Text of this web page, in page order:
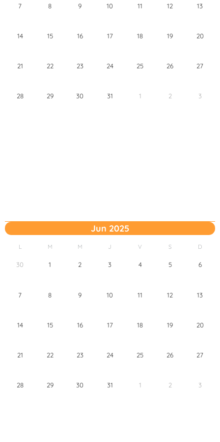
7 8 9 10 11 12 13
14 15 16 17 18 19 20
21 22 23 24 25 26 27
28 29 30 31 1 2 3
Jun 2025
L M M J V S D
30 1 2 3 4 5 6
7 8 9 10 11 12 13
14 15 16 17 18 19 20
21 22 23 24 25 26 27
28 29 30 31 1 2 3